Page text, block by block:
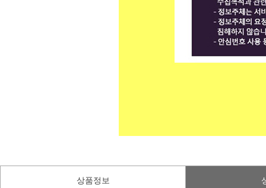
상품정보